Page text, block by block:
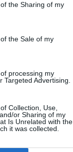
the Sharing of my
the Sale of my
processing my
Targeted Advertising.
Collection, Use,
or Sharing of my
Is Unrelated with the
it was collected.